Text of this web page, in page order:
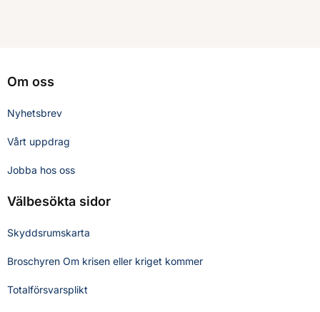
Om oss
Nyhetsbrev
Vårt uppdrag
Jobba hos oss
Välbesökta sidor
Skyddsrumskarta
Broschyren Om krisen eller kriget kommer
Totalförsvarsplikt